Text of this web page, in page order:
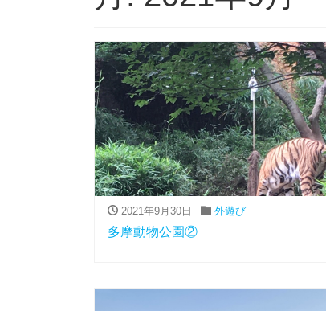
2021年9月30日 外遊び
多摩動物公園②